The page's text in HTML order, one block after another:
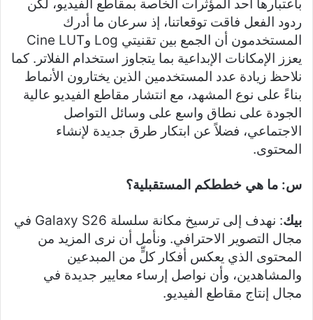
باعتبارها أحد المؤثرات الخاصة بمقاطع الفيديو، لكن
ردود الفعل فاقت توقعاتنا، إذ سرعان ما أدرك
المستخدمون أن الجمع بين تقنيتي Log وCine LUT
يعزز الإمكانات الإبداعية بما يتجاوز استخدام الفلاتر. كما
نلاحظ زيادة عدد المستخدمين الذين يختارون الأنماط
بناءً على نوع المشهد، مع انتشار مقاطع الفيديو عالية
الجودة على نطاق واسع على وسائل التواصل
الاجتماعي، فضلاً عن ابتكار طرق جديدة لإنشاء
المحتوى.
س: ما هي خططكم المستقبلية؟
بيك
: نهدف إلى ترسيخ مكانة سلسلة Galaxy S26 في
مجال التصوير الاحترافي. ونأمل أن نرى المزيد من
المحتوى الذي يعكس أفكار كلٍّ من المبدعين
والمشاهدين، وأن نواصل إرساء معايير جديدة في
مجال إنتاج مقاطع الفيديو.